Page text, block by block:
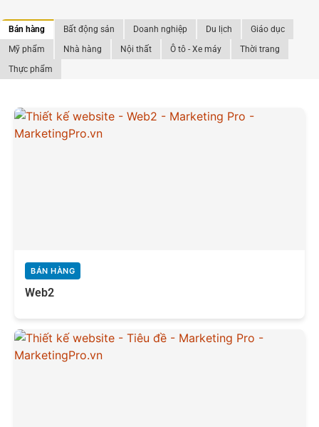
Bán hàng Bất động sản Doanh nghiệp Du lịch
Giáo dục
Mỹ phẩm
Nhà hàng Nội thất Ô tô - Xe máy
Thời trang
Thực phẩm
BÁN HÀNG
Web2